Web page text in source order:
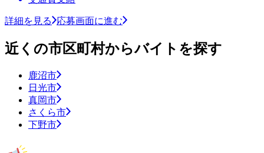
詳細を見る 応募画面に進む
近くの市区町村からバイトを探す
鹿沼市
日光市
真岡市
さくら市
下野市